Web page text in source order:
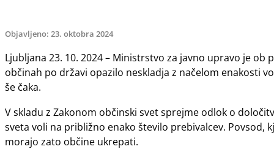
Objavljeno: 23. oktobra 2024
Ljubljana 23. 10. 2024 – Ministrstvo za javno upravo je
občinah po državi opazilo neskladja z načelom enakosti
še čaka.
V skladu z Zakonom občinski svet sprejme odlok o
sveta voli na približno enako število prebivalcev.
morajo zato občine ukrepati.